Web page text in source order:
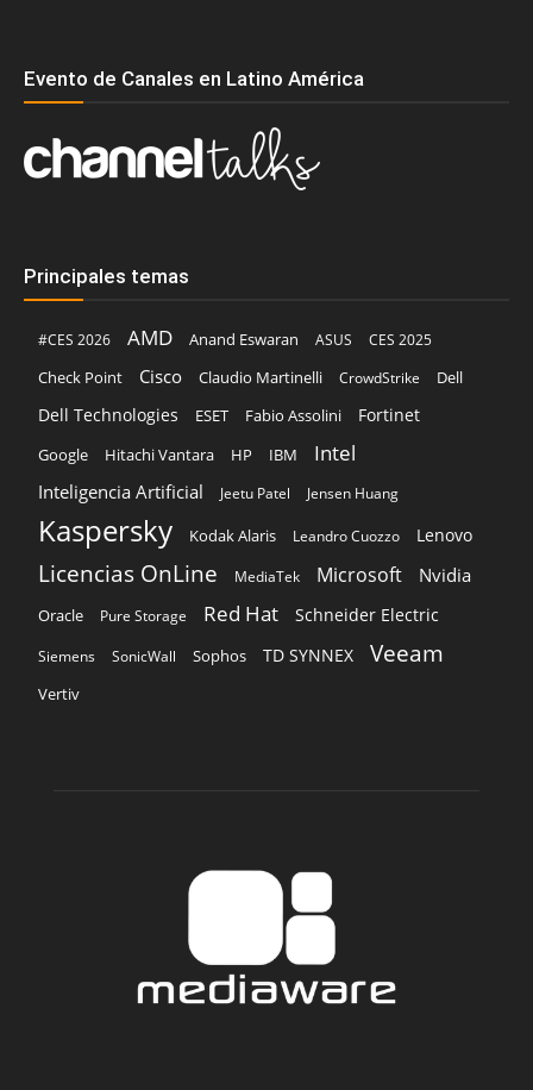
Evento de Canales en Latino América
Principales temas
#CES 2026 AMD Anand Eswaran ASUS
CES 2025
Check Point
Cisco Claudio Martinelli CrowdStrike Dell
Dell Technologies ESET Fabio Assolini Fortinet
Google Hitachi Vantara HP IBM Intel
Inteligencia Artificial Jeetu Patel Jensen Huang
Kaspersky Kodak Alaris Leandro Cuozzo Lenovo
Licencias OnLine MediaTek Microsoft Nvidia
Oracle Pure Storage Red Hat Schneider Electric
Siemens SonicWall Sophos TD SYNNEX Veeam
Vertiv